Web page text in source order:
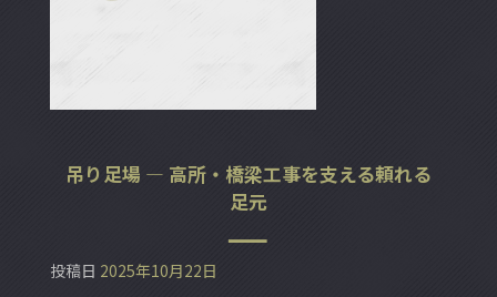
吊り足場 ― 高所・橋梁工事を支える頼れる
足元
投稿日 2025年10月22日